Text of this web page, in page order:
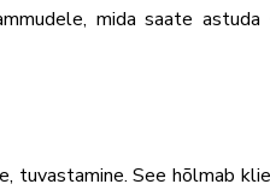
mida saate astuda
tuvastamine. See hõlmab